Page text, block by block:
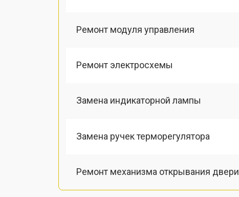
Ремонт модуля управления
Ремонт электросхемы
Замена индикаторной лампы
Замена ручек терморегулятора
Ремонт механизма открывания двери